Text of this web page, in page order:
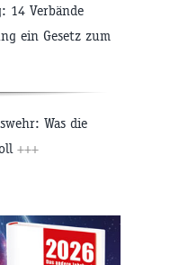
14 Verbände
ein Gesetz zum
Was die
+++